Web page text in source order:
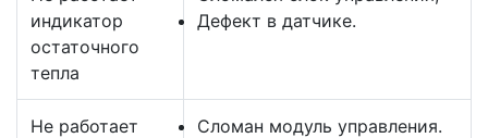
индикатор
остаточного
тепла
Дефект в датчике.
Не работает
Сломан модуль управления.